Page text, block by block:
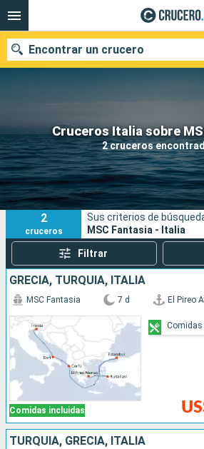
Cruceros Italia sobre
2 cruceros
Encontrar un crucero
Nuestros destinos
Fecha de salida
Puertos
2
cruceros
Sus criterios de
MSC Fantasia - Italia
Filtrar
GRECIA, TURQUÍA, ITALIA
Comidas incluidas
MSC Fantasia 7 d El Pireo
TURQUÍA, GRECIA, ITALIA